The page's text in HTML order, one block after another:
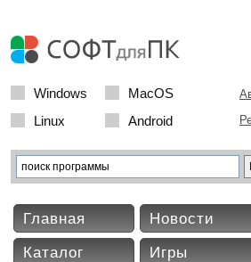
Windows
MacOS
Linux
Android
Главная
Новости
Каталог
Игры